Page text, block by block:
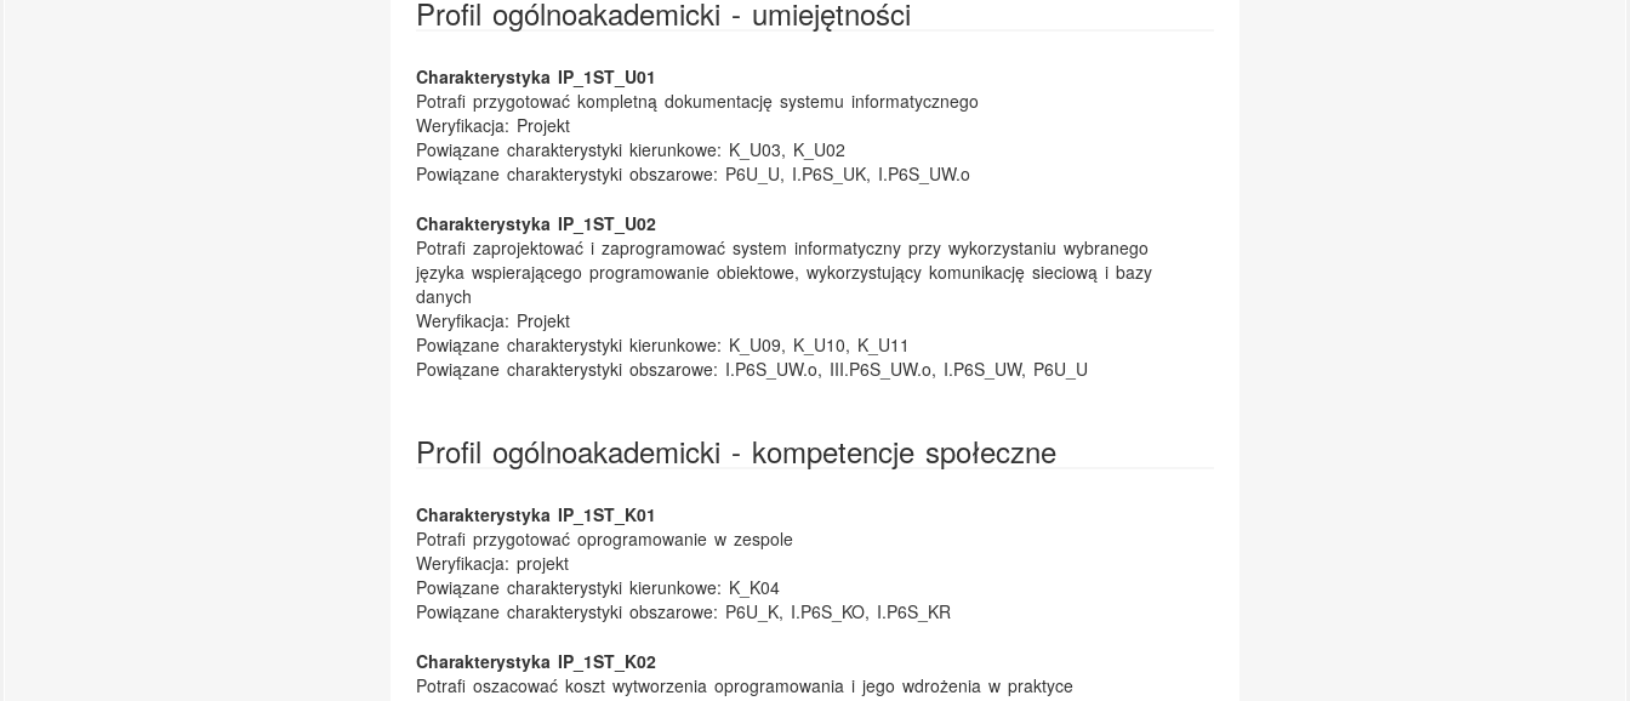
Profil ogólnoakademicki - umiejętności
Charakterystyka IP_1ST_U01
Potrafi przygotować kompletną dokumentację systemu informatycznego
Weryfikacja: Projekt
Powiązane charakterystyki kierunkowe: K_U03, K_U02
Powiązane charakterystyki obszarowe: P6U_U, I.P6S_UK, I.P6S_UW.o
Charakterystyka IP_1ST_U02
Potrafi zaprojektować i zaprogramować system informatyczny przy wykorzystaniu wybranego
języka wspierającego programowanie obiektowe, wykorzystujący komunikację sieciową i bazy
danych
Weryfikacja: Projekt
Powiązane charakterystyki kierunkowe: K_U09, K_U10, K_U11
Powiązane charakterystyki obszarowe: I.P6S_UW.o, III.P6S_UW.o, I.P6S_UW, P6U_U
Profil ogólnoakademicki - kompetencje społeczne
Charakterystyka IP_1ST_K01
Potrafi przygotować oprogramowanie w zespole
Weryfikacja: projekt
Powiązane charakterystyki kierunkowe: K_K04
Powiązane charakterystyki obszarowe: P6U_K, I.P6S_KO, I.P6S_KR
Charakterystyka IP_1ST_K02
Potrafi oszacować koszt wytworzenia oprogramowania i jego wdrożenia w praktyce